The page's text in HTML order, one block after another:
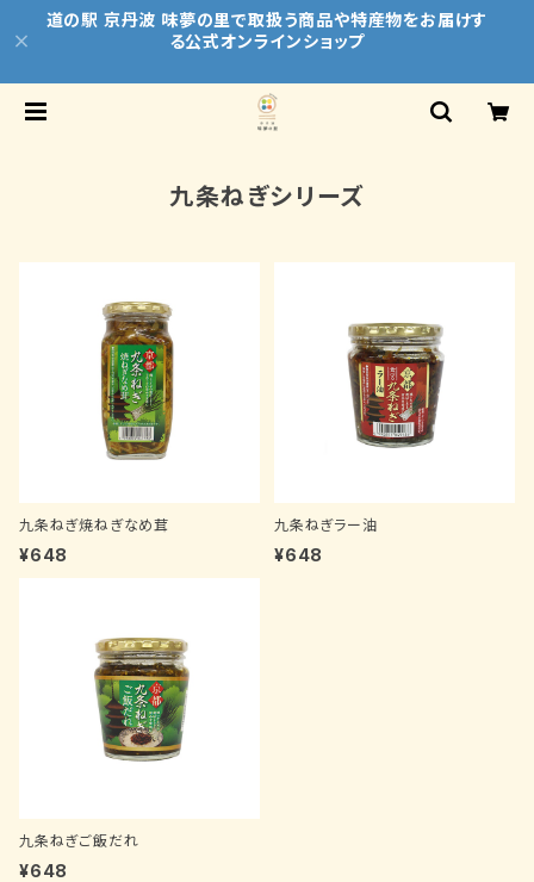
道の駅 京丹波 味夢の里で取扱う商品や特産物をお届けす
る公式オンラインショップ
九条ねぎシリーズ
九条ねぎ焼ねぎなめ茸
¥648
九条ねぎラー油
¥648
九条ねぎご飯だれ
¥648